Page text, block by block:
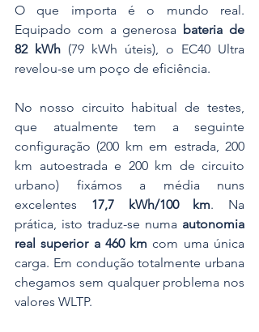
O que importa é o mundo real.
Equipado com a generosa bateria de
82 kWh (79 kWh úteis), o EC40 Ultra
revelou-se um poço de eficiência.
No nosso circuito habitual de testes,
que atualmente tem a seguinte
configuração (200 km em estrada, 200
km autoestrada e 200 km de circuito
urbano) fixámos a média nuns
excelentes 17,7 kWh/100 km. Na
prática, isto traduz-se numa autonomia
real superior a 460 km com uma única
carga. Em condução totalmente urbana
chegamos sem qualquer problema nos
valores WLTP.